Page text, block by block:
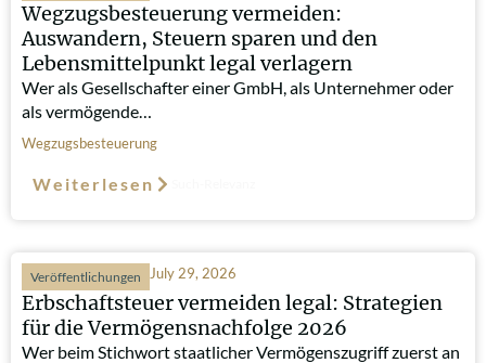
Wegzugsbesteuerung vermeiden:
Auswandern, Steuern sparen und den
Lebensmittelpunkt legal verlagern
Wer als Gesellschafter einer GmbH, als Unternehmer oder
als vermögende…
Wegzugsbesteuerung
Weiterlesen
Veröffentlichungen July 29, 2026
Erbschaftsteuer vermeiden legal: Strategien
für die Vermögensnachfolge 2026
Wer beim Stichwort staatlicher Vermögenszugriff zuerst an